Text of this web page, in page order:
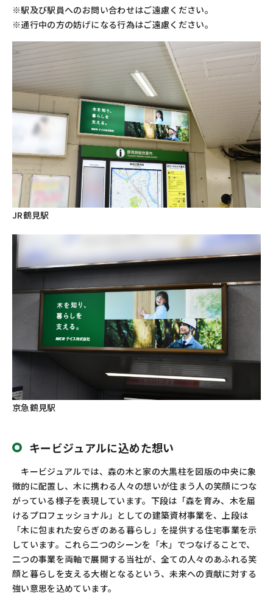
※駅及び駅員へのお問い合わせはご遠慮ください。
※通行中の方の妨げになる行為はご遠慮ください。
JR鶴見駅
京急鶴見駅
キービジュアルに込めた想い
キービジュアルでは、森の木と家の大黒柱を図版の中央に象
徴的に配置し、木に携わる人々の想いが住まう人の笑顔につな
がっている様子を表現しています。下段は「森を育み、木を届
けるプロフェッショナル」としての建築資材事業を、上段は
「木に包まれた安らぎのある暮らし」を提供する住宅事業を示
しています。これら二つのシーンを「木」でつなげることで、
二つの事業を両軸で展開する当社が、全ての人々のあふれる笑
顔と暮らしを支える大樹となるという、未来への貢献に対する
強い意思を込めています。